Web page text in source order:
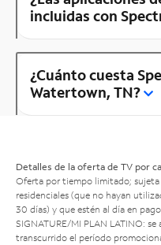
incluidas con
¿Cuánto cuesta
Watertown, TN?
Detalles de la oferta de TV por
Oferta por tiempo limitado; sujeta
residenciales (que no hayan
30 días) y que estén al día en
SIGNATURE/MI PLAN LATINO:
transcurrido el período